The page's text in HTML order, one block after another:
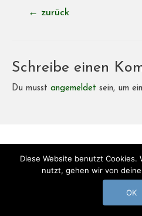
Beitragsnavigation
← zurück
Schreibe einen
Du musst angemeldet sein, um
Diese Website benutzt Cookies.
nutzt, gehen wir von
OK